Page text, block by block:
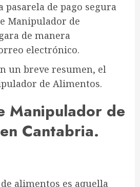
pasarela de pago segura
Manipulador de
de manera
electrónico.
un breve resumen, el
de Alimentos.
Manipulador de
Cantabria.
alimentos es aquella